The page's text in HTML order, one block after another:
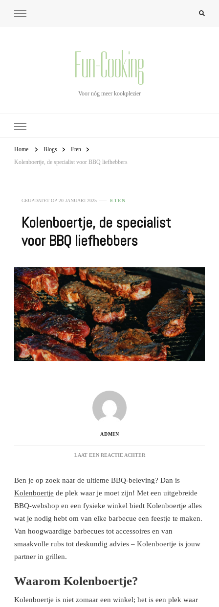
Fun-Cooking
Voor nóg meer kookplezier
Home Blogs
Eten
Kolenboertje, de specialist voor BBQ liefhebbers
GEÜPDATET OP 20 JANUARI 2025 ETEN
Kolenboertje, de specialist
voor BBQ liefhebbers
ADMIN
LAAT EEN REACTIE ACHTEROP
SPECIALIST
BBQ
LIEFHEBBERS
Ben je op zoek naar de ultieme BBQ-beleving? Dan is
Kolenboertje de plek waar je moet zijn! Met een uitgebreide
BBQ-webshop en een fysieke winkel biedt Kolenboertje alles
wat je nodig hebt om van elke barbecue een feestje te maken.
Van hoogwaardige barbecues tot accessoires en van
smaakvolle rubs tot deskundig advies – Kolenboertje is jouw
partner in grillen.
Waarom Kolenboertje?
Kolenboertje is niet zomaar een winkel; het is een plek waar